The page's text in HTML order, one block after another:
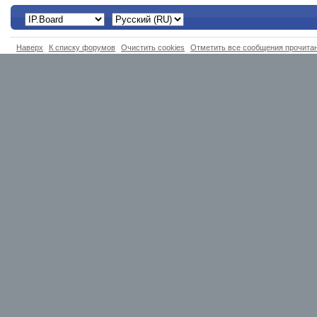
Наверх К списку форумов Очистить cookies Отметить все сообщения